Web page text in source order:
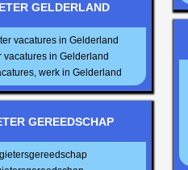
GELDERLAND
vacatures in Gelderland
vacatures in Gelderland
werk in Gelderland
GEREEDSCHAP